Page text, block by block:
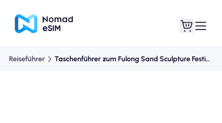
Reiseführer Taschenführer zum Fulong Sand Sculpture Festival